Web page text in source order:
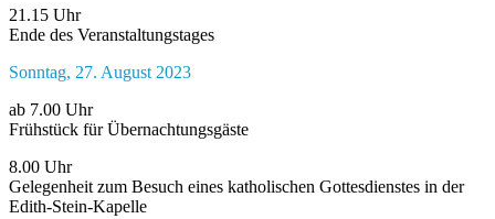
21.15 Uhr
Ende des Veranstaltungstages
Sonntag, 27. August 2023
ab 7.00 Uhr
Frühstück für Übernachtungsgäste
8.00 Uhr
Gelegenheit zum Besuch eines katholischen Gottesdienstes in der
Edith-Stein-Kapelle